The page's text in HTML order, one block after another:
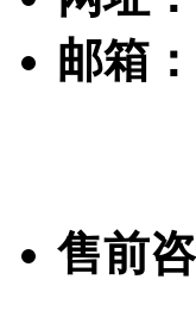
邮箱
售前